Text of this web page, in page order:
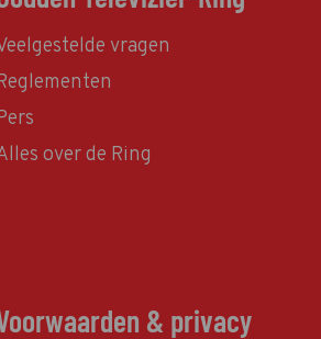
vragen
over de Ring
& privacy